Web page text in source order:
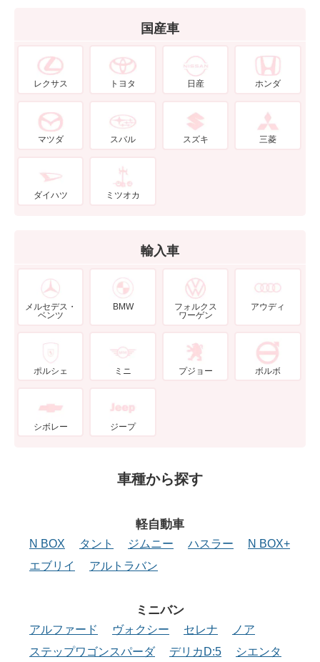
国産車
レクサス トヨタ 日産 ホンダ
マツダ スバル スズキ 三菱
ダイハツ ミツオカ
輸入車
メルセデス・
ベンツ
BMW
フォルクス
ワーゲン
アウディ
ポルシェ ミニ プジョー ボルボ
シボレー ジープ
車種から探す
軽自動車
N BOX タント ジムニー ハスラー
N BOX+
エブリイ
アルトラバン
ミニバン
アルファード ヴォクシー セレナ
ノア
ステップワゴンスパーダ
デリカD:5 シエンタ